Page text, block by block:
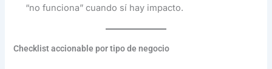
“no funciona” cuando sí hay impacto.
Checklist accionable por tipo de negocio